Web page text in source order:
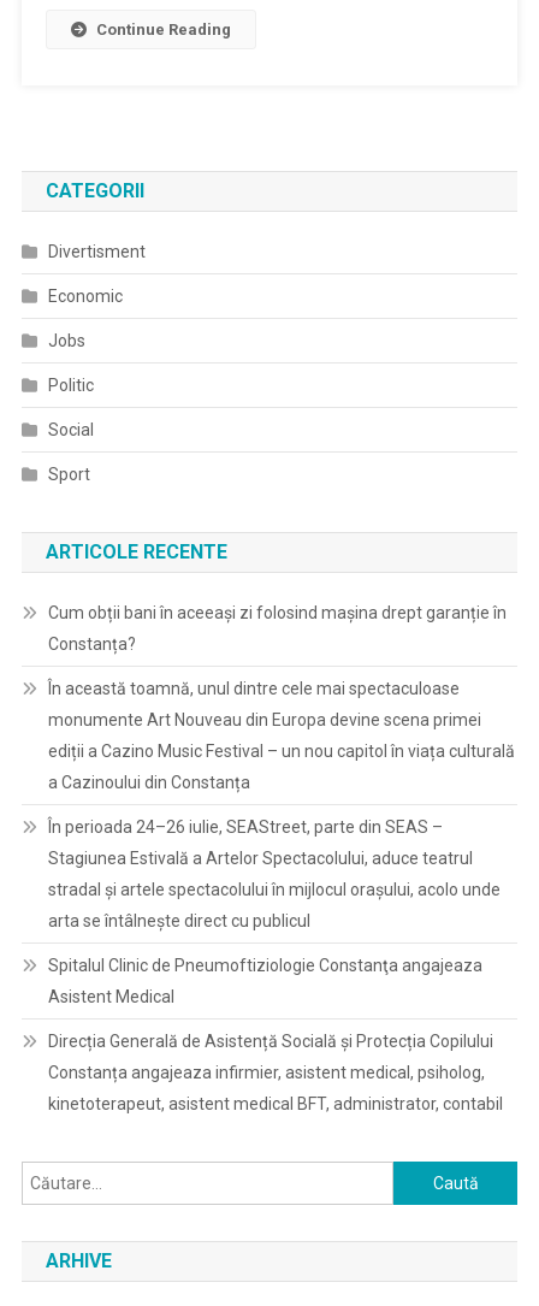
Continue Reading
CATEGORII
Divertisment
Economic
Jobs
Politic
Social
Sport
ARTICOLE RECENTE
Cum obții bani în aceeași zi folosind mașina drept garanție în
Constanța?
În această toamnă, unul dintre cele mai spectaculoase
monumente Art Nouveau din Europa devine scena primei
ediții a Cazino Music Festival – un nou capitol în viața culturală
a Cazinoului din Constanța
În perioada 24–26 iulie, SEAStreet, parte din SEAS –
Stagiunea Estivală a Artelor Spectacolului, aduce teatrul
stradal și artele spectacolului în mijlocul orașului, acolo unde
arta se întâlnește direct cu publicul
Spitalul Clinic de Pneumoftiziologie Constanţa angajeaza
Asistent Medical
Direcția Generală de Asistență Socială și Protecția Copilului
Constanța angajeaza infirmier, asistent medical, psiholog,
kinetoterapeut, asistent medical BFT, administrator, contabil
Caută
după:
ARHIVE